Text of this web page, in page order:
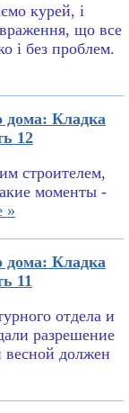
курей, і
що все
і без проблем.
дома: Кладка
12
строителем,
моменты -
»
дома: Кладка
11
отдела и
разрешение
весной должен